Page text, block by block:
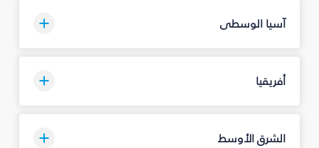
آسيا الوسطى
أفريقيا
الشرق الأوسط